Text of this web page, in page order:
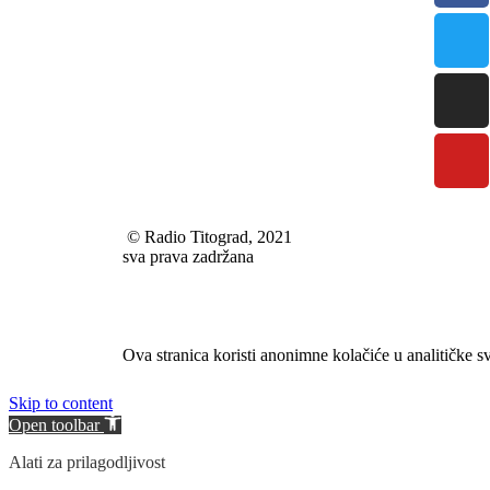
© Radio Titograd, 2021
sva prava zadržana
Ova stranica koristi anonimne kolačiće u analitičke
Skip to content
Open toolbar
Alati za prilagodljivost